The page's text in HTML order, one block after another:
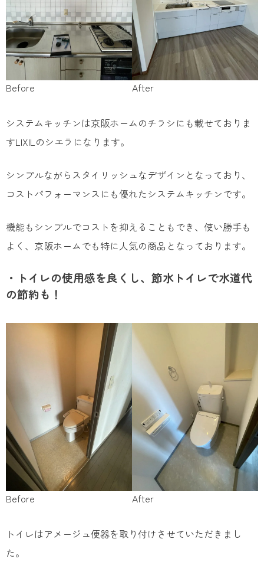
Before After
システムキッチンは京阪ホームのチラシにも載せておりま
すLIXILのシエラになります。
シンプルながらスタイリッシュなデザインとなっており、
コストパフォーマンスにも優れたシステムキッチンです。
機能もシンプルでコストを抑えることもでき、使い勝手も
よく、京阪ホームでも特に人気の商品となっております。
・トイレの使用感を良くし、節水トイレで水道代
の節約も！
Before After
トイレはアメージュ便器を取り付けさせていただきまし
た。